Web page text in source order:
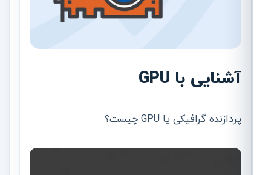
آشنایی با GPU
پردازنده گرافیکی یا GPU چیست؟